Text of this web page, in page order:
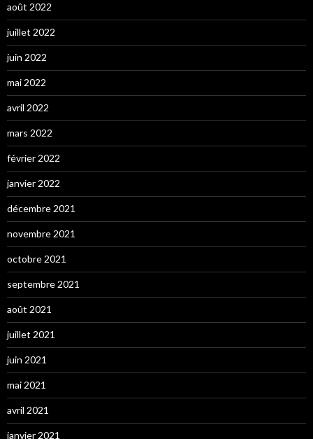
août 2022
juillet 2022
juin 2022
mai 2022
avril 2022
mars 2022
février 2022
janvier 2022
décembre 2021
novembre 2021
octobre 2021
septembre 2021
août 2021
juillet 2021
juin 2021
mai 2021
avril 2021
janvier 2021